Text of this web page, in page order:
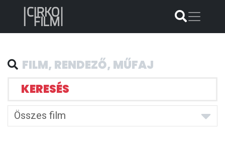
KERESÉS
Összes film